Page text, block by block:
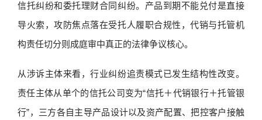
信托纠纷和委托理财合同纠纷。产品到期不能兑付是直接
导火索，攻防焦点落在受托人履职合规性，代销与托管机
构责任切分则成庭审中真正的法律争议核心。
从涉诉主体来看，行业纠纷追责模式已发生结构性改变。
责任主体从单个的信托公司变为“信托＋代销银行＋托管银
行”，三方各自主导产品设计以及资产配置、把控客户接触